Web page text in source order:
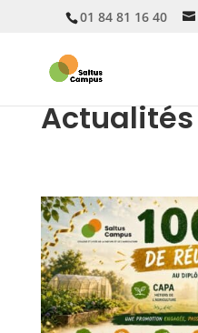
01 84 81 16 40
Actualités